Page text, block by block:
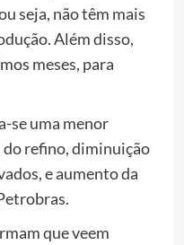
seja, não têm mais
Além disso,
meses, para
se uma menor
refino, diminuição
e aumento da
que veem